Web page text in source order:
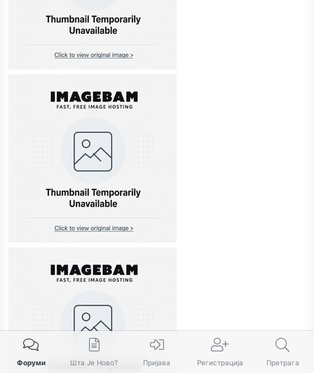
Форуми Шта Је Ново? Пријава Регистрација Претрага